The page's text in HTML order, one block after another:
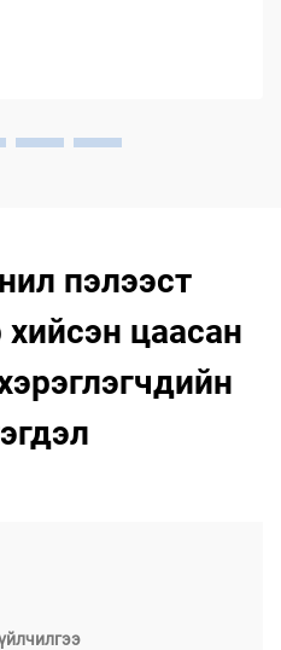
пэлээст
цаасан